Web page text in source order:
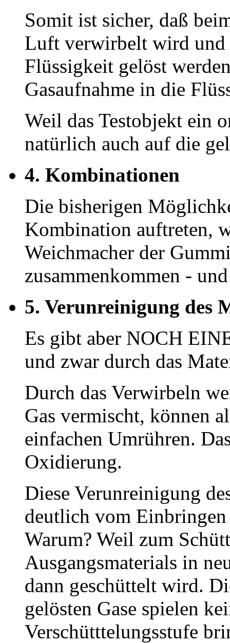
Somit ist sicher, daß
Luft verwirbelt wird und
Flüssigkeit gelöst
Gasaufnahme in die
Weil das Testobjekt ein
natürlich auch auf die
4. Kombinationen
Die bisherigen
Kombination auftreten,
Weichmacher der
zusammenkommen -
5. Verunreinigung des
Es gibt aber NOCH
und zwar durch das
Durch das Verwirbeln
Gas vermischt, können
einfachen Umrühren.
Oxidierung.
Diese Verunreinigung
deutlich vom
Warum? Weil zum
Ausgangsmaterials in
dann geschüttelt wird.
gelösten Gase spielen
Verschütttelungsstufe